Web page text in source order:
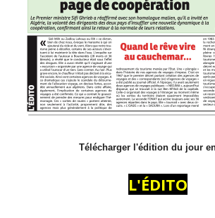
Télécharger l'édition du jour
L'ÉDITO